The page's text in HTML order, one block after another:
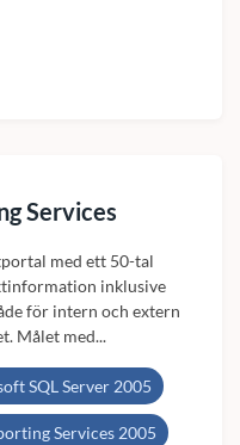
Services
med ett 50-tal
inklusive
för intern och extern
Målet med...
SQL Server 2005
Services 2005